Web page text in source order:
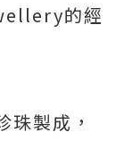
的經
珠製成，